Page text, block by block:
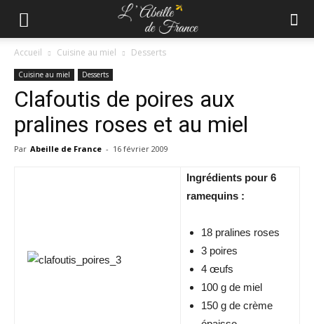
Accueil Cuisine au miel Desserts
Cuisine au miel Desserts
Clafoutis de poires aux
pralines roses et au miel
Par Abeille de France - 16 février 2009
Ingrédients pour 6
ramequins :
18 pralines roses
3 poires
4 œufs
100 g de miel
150 g de crème